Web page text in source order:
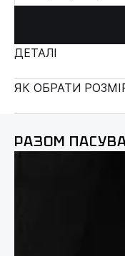
ДЕТАЛІ
ЯК ОБРАТИ
РАЗОМ